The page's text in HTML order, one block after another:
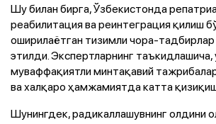
Шу билан бирга, Ўзбекистонда
реабилитация ва реинтеграция қилиш
оширилаётган тизимли чора-
этилди. Экспертларнинг
муваффақиятли минтақавий
ва халқаро ҳамжамиятда катта
Шунингдек, радикаллашувнинг олдини